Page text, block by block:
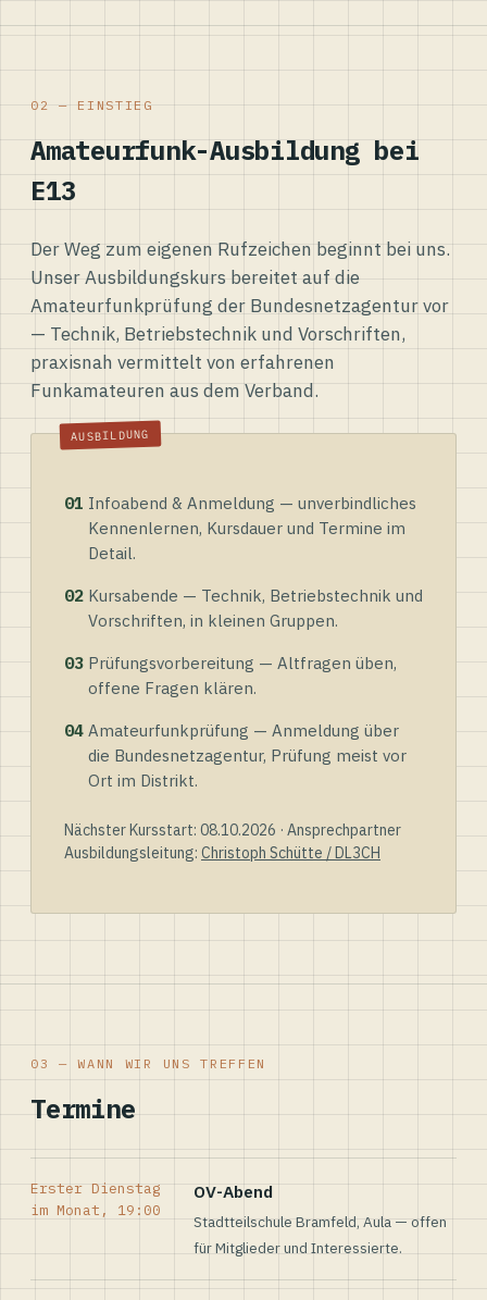
02 — EINSTIEG
Amateurfunk-Ausbildung bei
E13
Der Weg zum eigenen Rufzeichen beginnt bei uns.
Unser Ausbildungskurs bereitet auf die
Amateurfunkprüfung der Bundesnetzagentur vor
— Technik, Betriebstechnik und Vorschriften,
praxisnah vermittelt von erfahrenen
Funkamateuren aus dem Verband.
01 Infoabend & Anmeldung — unverbindliches
Kennenlernen, Kursdauer und Termine im
Detail.
02 Kursabende — Technik, Betriebstechnik und
Vorschriften, in kleinen Gruppen.
03 Prüfungsvorbereitung — Altfragen üben,
offene Fragen klären.
04 Amateurfunkprüfung — Anmeldung über
die Bundesnetzagentur, Prüfung meist vor
Ort im Distrikt.
Nächster Kursstart: 08.10.2026 · Ansprechpartner
Ausbildungsleitung: Christoph Schütte / DL3CH
03 — WANN WIR UNS TREFFEN
Termine
Erster Dienstag
im Monat, 19:00
OV-Abend
Stadtteilschule Bramfeld, Aula — offen
für Mitglieder und Interessierte.